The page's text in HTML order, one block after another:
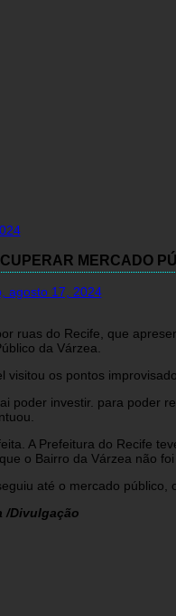
MERCADO
agosto 17, 2024
ruas do Recife, que
da Várzea.
os pontos
investir. para poder
A Prefeitura do Recife
o Bairro da Várzea não foi
até o mercado público,
/Divulgação